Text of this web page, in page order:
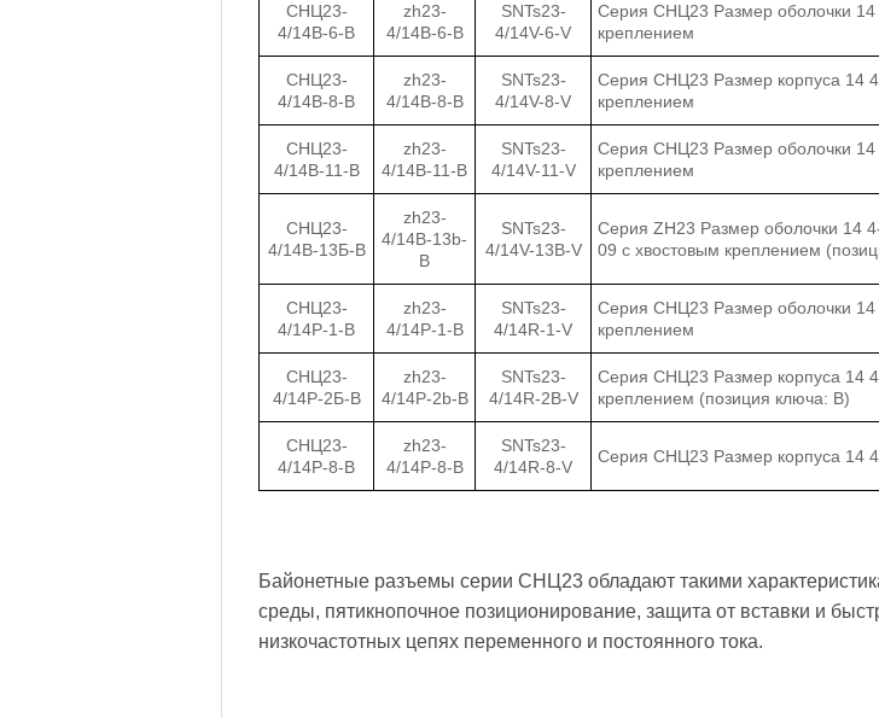
СНЦ23-
4/14В-6-В
zh23-
4/14B-6-B
SNTs23-
4/14V-6-V
Серия СНЦ23 Размер оболочки 14
креплением
СНЦ23-
4/14В-8-В
zh23-
4/14B-8-B
SNTs23-
4/14V-8-V
Серия CНЦ23 Размер корпуса 14
креплением
СНЦ23-
4/14В-11-В
zh23-
4/14B-11-B
SNTs23-
4/14V-11-V
Серия СНЦ23 Размер оболочки 14
креплением
СНЦ23-
4/14В-13Б-В
zh23-
4/14B-13b-
B
SNTs23-
4/14V-13B-V
Серия ZH23 Размер оболочки 14
09 с хвостовым креплением
СНЦ23-
4/14Р-1-В
zh23-
4/14P-1-B
SNTs23-
4/14R-1-V
Серия СНЦ23 Размер оболочки 14
креплением
СНЦ23-
4/14Р-2Б-В
zh23-
4/14P-2b-B
SNTs23-
4/14R-2B-V
Серия СНЦ23 Размер корпуса 14
креплением (позиция ключа: B)
СНЦ23-
4/14Р-8-В
zh23-
4/14P-8-B
SNTs23-
4/14R-8-V
Серия СНЦ23 Размер корпуса 14
Байонетные разъемы серии СНЦ23 обладают такими
среды, пятикнопочное позиционирование, защита от вставки и
низкочастотных цепях переменного и постоянного тока.